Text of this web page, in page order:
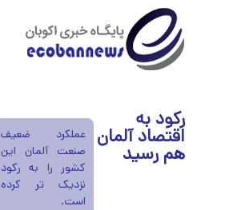
رکود به
اقتصاد آلمان
هم رسید
عملکرد ضعیف
صنعت آلمان این
کشور را به رکود
نزدیک تر کرده
است.